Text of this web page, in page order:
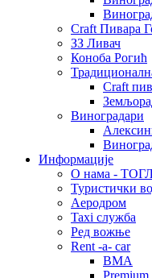
Craft Пивара
ЗЗ Ливач
Коноба Рогић
Craft
Виноградари
Информације
О нама -
Туристички
Аеродром
Taxi служба
Ред вожње
Rent -a- car
BMA